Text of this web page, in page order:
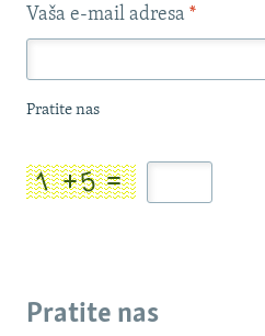
Vaša e-mail adresa *
Pratite nas
Pratite nas